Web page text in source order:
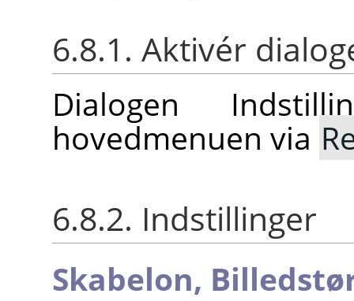
6.8.1. Aktivér
Dialogen
hovedmenuen via
6.8.2. Indstillinger
Skabelon,